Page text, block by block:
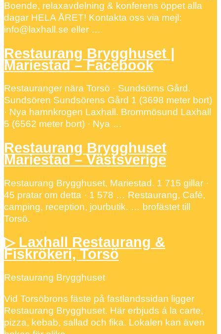
Boende, relaxavdelning & konferens öppet alla
dagar HELA ÅRET! Kontakta oss via mejl:
info@laxhall.se eller …
Restaurang Brygghuset |
Mariestad – Facebook
Restauranger nära Torsö · Sundsörns Gård.
Sundsören Sundsörens Gård 1 (3698 meter bort)
· Nya hamnkrogen Laxhall. Brommösund Laxhall
5 (6562 meter bort) · Nya …
Restaurang Brygghuset
Mariestad – Västsverige
Restaurang Brygghuset, Mariestad. 1 715 gillar ·
45 pratar om detta · 1 578 … Restaurang, Café,
camping, reception, jourbutik. … brofästet till
Torsö.
▷ Laxhall Restaurang &
Fiskrökeri, Torsö
Restaurang Brygghuset
Vid Torsöbrons fäste på fastlandssidan ligger
Restaurang Brygghuset. Här erbjuds á la carte,
pizza, kebab, sallad och fika. Lokalen kan även